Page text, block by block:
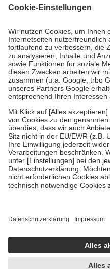
Grundsätzlich leisten Mitglieder
höchstens zehn Euro.
Es sind
Kosten der Leistung zu
Diese Regeln gelten
Bei Heilmitteln und häuslicher
Zuzahlung zehn Prozent der
Verordnung.
Um das Engagement der
stärken und die besondere
fallenkeine Zuzahlungenan bei:
• Kindern und Jugendlichen
mit Ausnahme der Fahrkosten
• Untersuchungen zur
GKV getragen werden
• empfohlenen Schutzimpfungen
• Harn- und Blutteststreifen
getroffen, um sicherzustellen,
https://help.etrusted.com/hc/
Einige Bilder und Inhalte